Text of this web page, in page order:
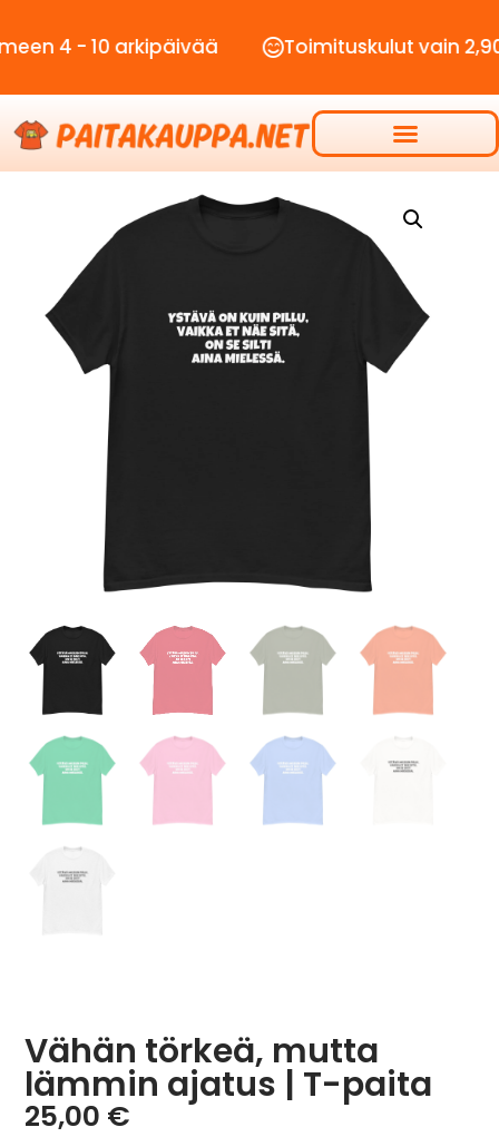
10 arkipäivää Toimituskulut vain 2,90€
Vähän törkeä, mutta
lämmin ajatus | T-paita
25,00 €